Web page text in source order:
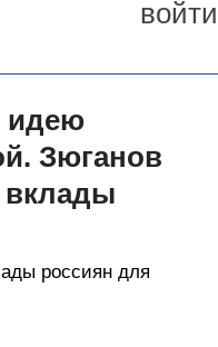
войти
идею
Зюганов
вклады
россиян для